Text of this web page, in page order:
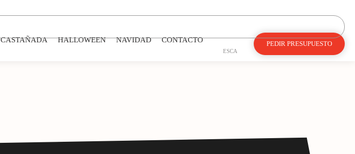
ESCA
PEDIR PRESUPUESTO
CASTAÑADA HALLOWEEN NAVIDAD CONTACTO